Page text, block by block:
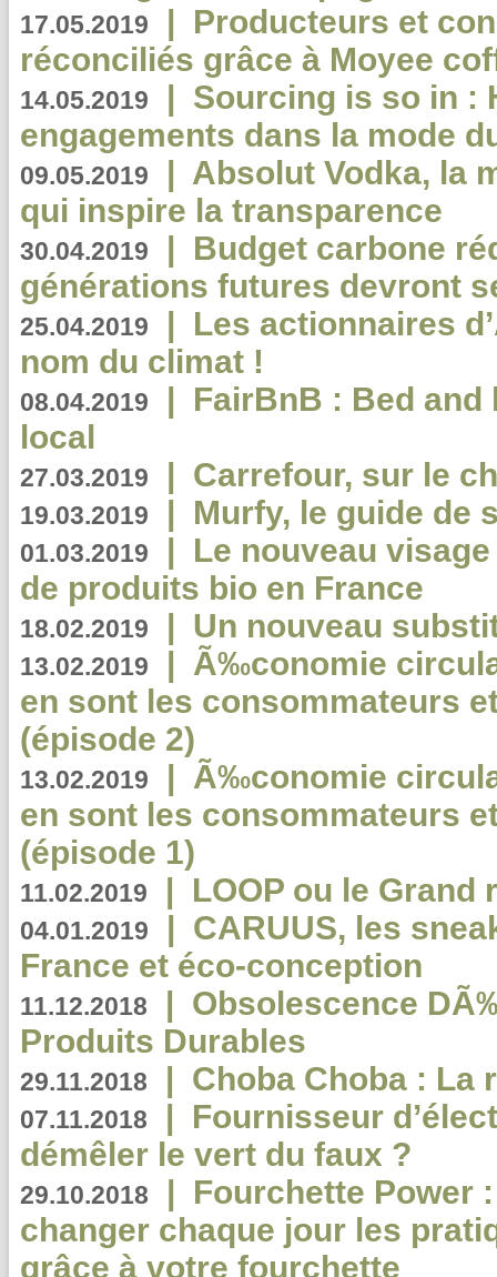
17.05.2019 | Producteurs et
réconciliés grâce à Moyee
14.05.2019 | Sourcing is so in :
engagements dans la mode
09.05.2019 | Absolut Vodka, la
qui inspire la transparence
30.04.2019 | Budget carbone
générations futures devront
25.04.2019 | Les actionnaires
nom du climat !
08.04.2019 | FairBnB : Bed
local
27.03.2019 | Carrefour, sur le
19.03.2019 | Murfy, le guide de
01.03.2019 | Le nouveau
de produits bio en France
18.02.2019 | Un nouveau
13.02.2019 | Ã‰conomie
en sont les consommateurs
(épisode 2)
13.02.2019 | Ã‰conomie
en sont les consommateurs
(épisode 1)
11.02.2019 | LOOP ou le Grand
04.01.2019 | CARUUS, les
France et éco-conception
11.12.2018 | Obsolescence
Produits Durables
29.11.2018 | Choba Choba : La
07.11.2018 | Fournisseur
démêler le vert du faux ?
29.10.2018 | Fourchette Power
changer chaque jour les
grâce à votre fourchette